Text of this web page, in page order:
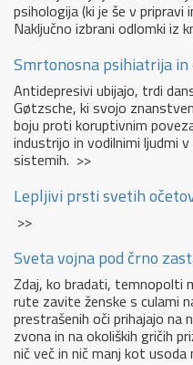
psihologija (ki je še v pripravi
Naključno izbrani odlomki iz
Smrtonosna psihiatrija
Antidepresivi ubijajo, trdi
Gøtzsche, ki svojo
boju proti koruptivnim
industrijo in vodilnimi ljudmi
sistemih. >>
Lepljivi prsti svetih
>>
Sveta vojna pod črno
Zdaj, ko bradati, temnopolti
rute zavite ženske s culami
prestrašenih oči prihajajo na
zvona in na okoliških gričih
nič več in nič manj kot usoda